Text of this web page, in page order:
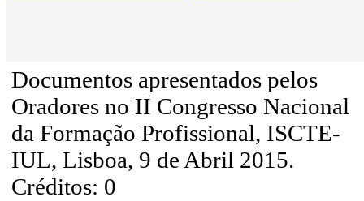
Documentos apresentados pelos
Oradores no II Congresso Nacional
da Formação Profissional, ISCTE-
IUL, Lisboa, 9 de Abril 2015.
Créditos: 0